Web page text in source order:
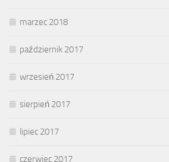
marzec 2018
październik 2017
wrzesień 2017
sierpień 2017
lipiec 2017
czerwiec 2017